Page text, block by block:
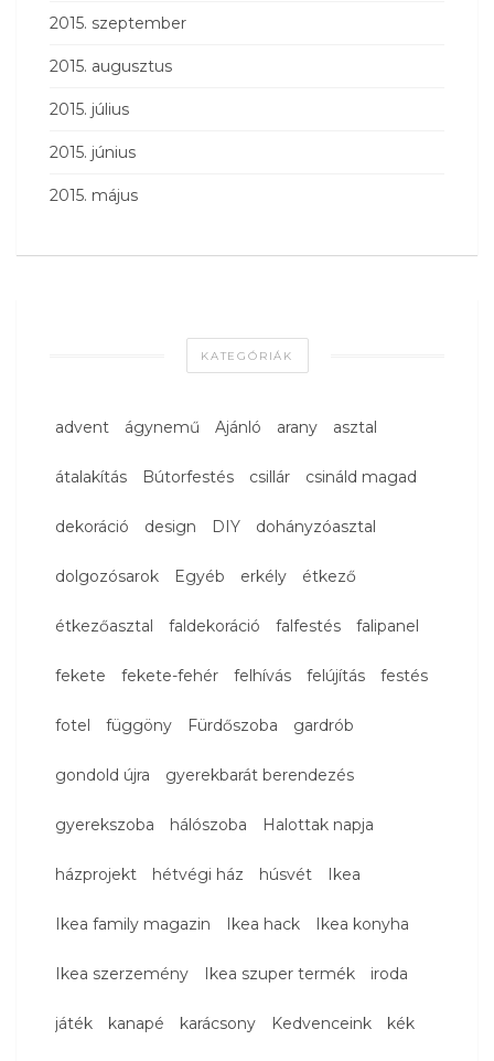
2015. szeptember
2015. augusztus
2015. július
2015. június
2015. május
KATEGÓRIÁK
advent ágynemű Ajánló arany asztal
átalakítás Bútorfestés csillár csináld magad
dekoráció design DIY dohányzóasztal
dolgozósarok Egyéb erkély étkező
étkezőasztal faldekoráció falfestés falipanel
fekete fekete-fehér felhívás felújítás festés
fotel függöny Fürdőszoba gardrób
gondold újra gyerekbarát berendezés
gyerekszoba hálószoba Halottak napja
házprojekt hétvégi ház húsvét Ikea
Ikea family magazin Ikea hack Ikea konyha
Ikea szerzemény Ikea szuper termék iroda
játék kanapé karácsony Kedvenceink kék